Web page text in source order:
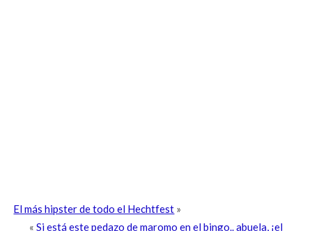
El más hipster de todo el Hechtfest »
« Si está este pedazo de maromo en el bingo.. abuela, ¡el